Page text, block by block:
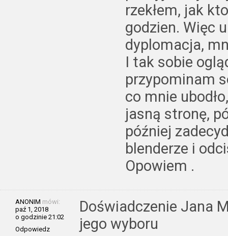
rzekłem, jak
godzien. Więc
dyplomacja,
I tak sobie
przypominam
co mnie
jasną stronę,
później
blenderze i
Opowiem .
ANONIM mówi:
paź 1, 2018
o godzinie 21:02
Odpowiedz
Doświadczenie Jana
jego wyboru